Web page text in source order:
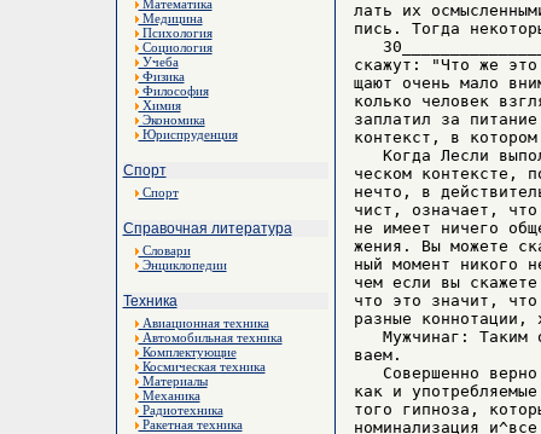
Математика
Медицина
Психология
Социология
Учеба
Физика
Философия
Химия
Экономика
Юриспруденция
Спорт
Спорт
Справочная литература
Словари
Энциклопедии
Техника
Авиационная техника
Автомобильная техника
Комплектующие
Космическая техника
Материалы
Механика
Радиотехника
Ракетная техника
лать их
пись. Тогда
скажут: "Что же
щают очень мало
колько человек
заплатил за
контекст, в
Когда Лесли
ческом контексте,
нечто, в
чист, означает,
не имеет ничего
жения. Вы можете
ный момент никого
чем если вы
что это значит,
разные коннотации,
Мужчинаг: Таким
ваем.
Совершенно
как и
того гипноза,
номинализация